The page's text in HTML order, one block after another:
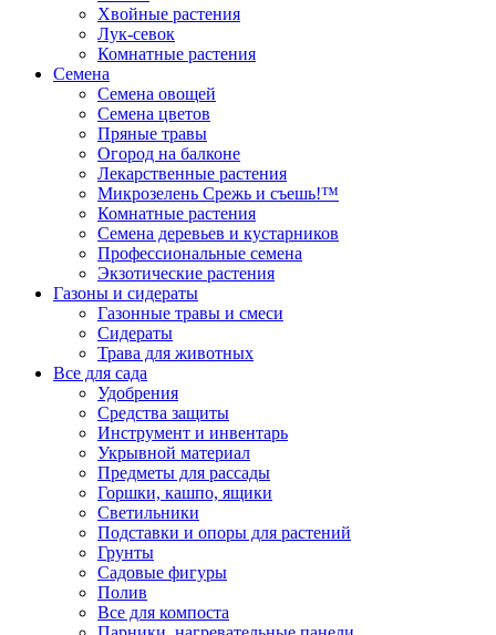
Хвойные растения
Лук-севок
Комнатные растения
Семена
Семена овощей
Семена цветов
Пряные травы
Огород на балконе
Лекарственные растения
Микрозелень Срежь и съешь!™
Комнатные растения
Семена деревьев и кустарников
Профессиональные семена
Экзотические растения
Газоны и сидераты
Газонные травы и смеси
Сидераты
Трава для животных
Все для сада
Удобрения
Средства защиты
Инструмент и инвентарь
Укрывной материал
Предметы для рассады
Горшки, кашпо, ящики
Светильники
Подставки и опоры для растений
Грунты
Садовые фигуры
Полив
Все для компоста